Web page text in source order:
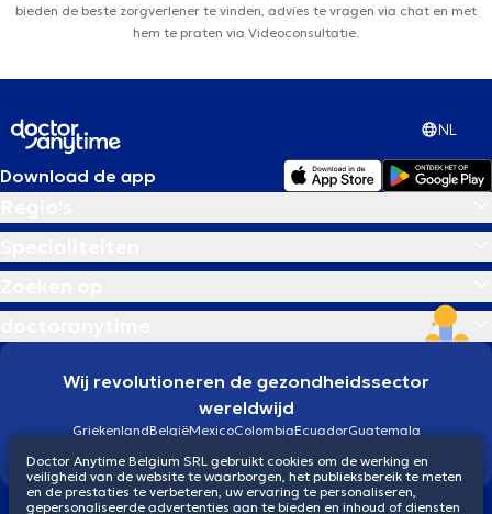
bieden de beste zorgverlener te vinden, advies te vragen via chat en met
hem te praten via Videoconsultatie.
NL
Download de app
Wij revolutioneren de gezondheidssector
wereldwijd
GriekenlandBelgiëMexicoColombiaEcuadorGuatemala
Doctor Anytime Belgium SRL gebruikt cookies om de werking en
veiligheid van de website te waarborgen, het publieksbereik te meten
en de prestaties te verbeteren, uw ervaring te personaliseren,
gepersonaliseerde advertenties aan te bieden en inhoud of diensten